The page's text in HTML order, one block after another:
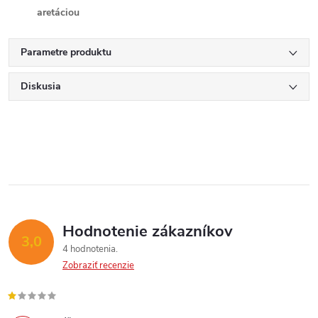
aretáciou
Parametre produktu
Diskusia
3,0 Hodnotenie zákazníkov
4 hodnotenia
Zobraziť recenzie